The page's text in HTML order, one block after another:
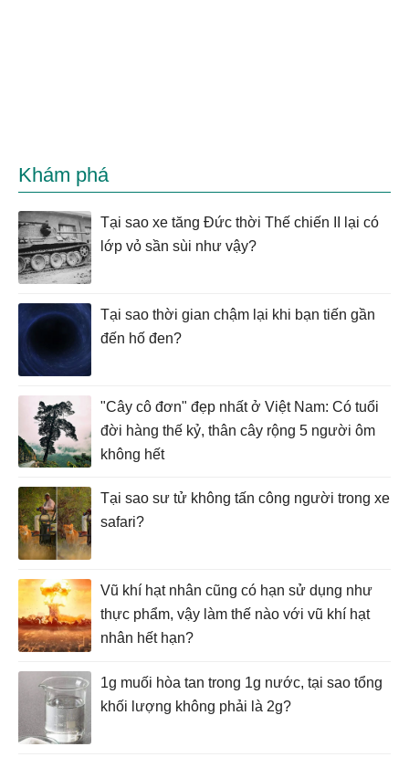
Khám phá
Tại sao xe tăng Đức thời Thế chiến II lại có
lớp vỏ sần sùi như vậy?
Tại sao thời gian chậm lại khi bạn tiến gần
đến hố đen?
"Cây cô đơn" đẹp nhất ở Việt Nam: Có tuổi
đời hàng thế kỷ, thân cây rộng 5 người ôm
không hết
Tại sao sư tử không tấn công người trong xe
safari?
Vũ khí hạt nhân cũng có hạn sử dụng như
thực phẩm, vậy làm thế nào với vũ khí hạt
nhân hết hạn?
1g muối hòa tan trong 1g nước, tại sao tổng
khối lượng không phải là 2g?